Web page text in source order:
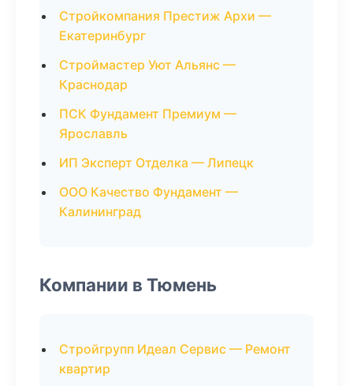
Стройкомпания Престиж Архи —
Екатеринбург
Строймастер Уют Альянс —
Краснодар
ПСК Фундамент Премиум —
Ярославль
ИП Эксперт Отделка — Липецк
ООО Качество Фундамент —
Калининград
Компании в Тюмень
Стройгрупп Идеал Сервис — Ремонт
квартир